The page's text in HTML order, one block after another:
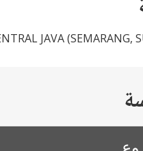
JAVA (SEMARANG,